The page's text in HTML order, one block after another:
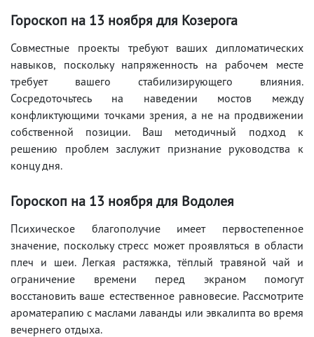
Гороскоп на 13 ноября для Козерога
Совместные проекты требуют ваших дипломатических
навыков, поскольку напряженность на рабочем месте
требует вашего стабилизирующего влияния.
Сосредоточьтесь на наведении мостов между
конфликтующими точками зрения, а не на продвижении
собственной позиции. Ваш методичный подход к
решению проблем заслужит признание руководства к
концу дня.
Гороскоп на 13 ноября для Водолея
Психическое благополучие имеет первостепенное
значение, поскольку стресс может проявляться в области
плеч и шеи. Легкая растяжка, тёплый травяной чай и
ограничение времени перед экраном помогут
восстановить ваше естественное равновесие. Рассмотрите
ароматерапию с маслами лаванды или эвкалипта во время
вечернего отдыха.